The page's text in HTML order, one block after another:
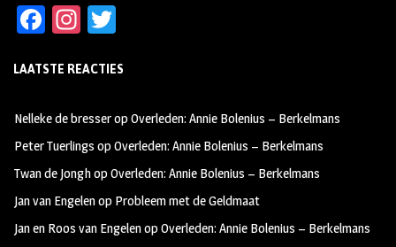
Fa
b
oo
k
In
ag
m
tt
LAATSTE REACTIES
Nelleke de bresseropOverleden: Annie Bolenius – Berkelmans
Peter Tuerlings opOverleden: Annie Bolenius – Berkelmans
Twan de JonghopOverleden: Annie Bolenius – Berkelmans
Jan van Engelenop Probleem met de Geldmaat
Jan en Roos van EngelenopOverleden: Annie Bolenius – Berkelmans